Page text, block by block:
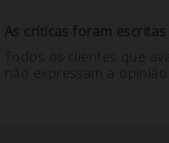
As críticas foram
Todos os clientes que
não expressam a